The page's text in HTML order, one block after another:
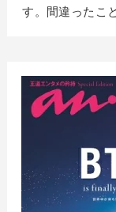
す。間違ったこ